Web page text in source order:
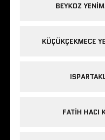
BEYKOZ
KÜÇÜKÇEKMECE
FATIH HACI